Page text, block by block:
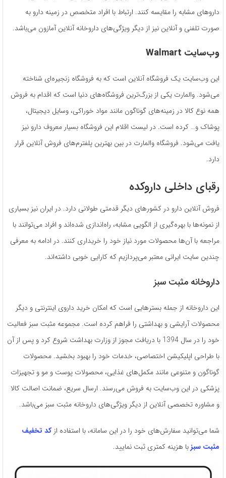
داروهای مشابه را مقایسه کنند. ارتباط با افراد متخصص در زمینه دارو به
صورت تلفنی و آنلاین نیز از دیگر ویژگی‌های داروخانه آنلاین آمازون می‌باشد.
وب‌سایت Walmart
این وب‌سایت یک فروشگاه آنلاین است که به فروشگاه زنجیره‌ای شناخته
می‌شود. والمارت یکی از بزرگ‌‎ترین فروشگاه‌های دنیا است که اقدام به فروش
همه نوع کالا در زمینه‌های گوناگون مانند مواد خوراکی، وسایل دیجیتال،
پوشاک و… کرده است. در لیست اقلام این فروشگاه بسیار معروف دارو نیز
یافت می‌شود. فروشگاه والمارت در بین بهترین پلفترم‌های فروش آنلاین قرار
دارد.
رقبای داخلی داروکده
فروش آنلاین دارو در کشورهای دیگر قدمتی طولانی دارد. در ایران نیز بسیاری
از نمونه‌ها با بهره‌گیری از الگویی مشابه، راه‌اندازی شده‌اند و افراد می‌توانند با
مراجعه با آن‌ها محصولات مورد نیاز خود را خریداری کنند. در ادامه به معرفی
چندین سایت ایرانی معتبر می‌پردازیم که کارایی خوبی داشته‌اند.
داروخانه مثبت سبز
این داروخانه از جمله بسترهایی است که امکان خرید داروی اینترنتی و دیگر
محصولات آرایشی و بهداشتی را فراهم کرده است. مجموعه مثبت سبز فعالیت
خود را در سال 1394 با دریافت مجوز از وزارت بهداشت شروع کرد و پس از آن
با طراحی اپلیکیشن اختصاصی، خدمات خود را بهبود بخشید. محصولات
گوناگون و متنوعی مانند مکمل‌های غذایی، محصولات پوست و مو و تجهیزات
پزشکی در این وب‌سایت به فروش می‌رسند. ارسال سریع، ضمانت اصالت کالا
و مشاوره تخصصی آنلاین از دیگر ویژگی‌های داروخانه مثبت سبز می‌باشد.
شما می‌توانید سفارش‌های خود را در این سامانه، با استفاده ازکد تخفیف
مثبت سبزبا هزینه کمتری ثبت نمایید.